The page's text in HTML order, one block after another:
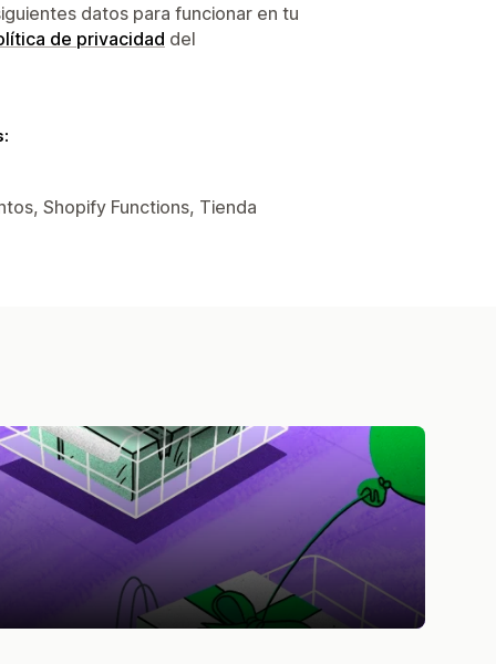
datos para funcionar en tu
de privacidad del
Shopify Functions, Tienda